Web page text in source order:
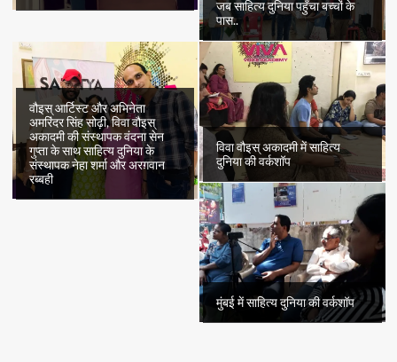
जब साहित्य दुनिया पहुँचा बच्चों के
पास..
वौइस् आर्टिस्ट और अभिनेता
अमरिंदर सिंह सोढ़ी, विवा वौइस्
अकादमी की संस्थापक वंदना सेन
गुप्ता के साथ साहित्य दुनिया के
संस्थापक नेहा शर्मा और अरग़वान
रब्बही
विवा वौइस् अकादमी में साहित्य
दुनिया की वर्कशॉप
मुंबई में साहित्य दुनिया की वर्कशॉप